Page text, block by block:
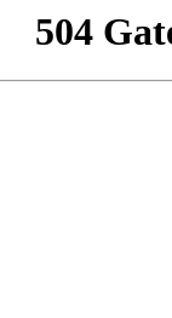
504